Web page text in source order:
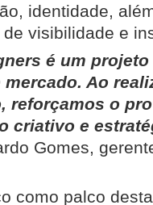
identidade,
visibilidade e
é um
Ao
reforçamos o
criativo e
Gomes,
como palco